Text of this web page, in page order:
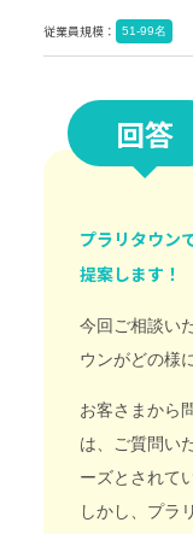
従業員規模： 51-99名
回答
プラリタウン
提案します！
今回ご相談い
ウンがどの様
お客さまから
は、ご質問い
ーズとされて
しかし、プラ